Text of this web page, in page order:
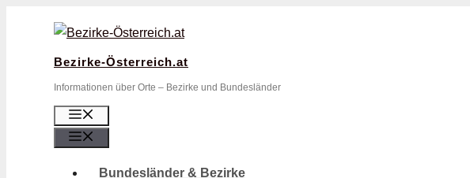
Bezirke-Österreich.at
Informationen über Orte – Bezirke und Bundesländer
Bundesländer & Bezirke